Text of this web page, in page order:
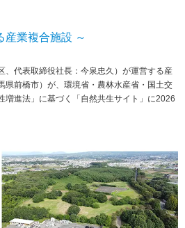
挑戦
ページ
トページ
企業TOP
文具・事務用品
流通
産業複合施設 ～
、代表取締役社長：今泉忠久）が運営する産
県前橋市）が、環境省・農林水産省・国土交
増進法」に基づく「自然共生サイト」に2026